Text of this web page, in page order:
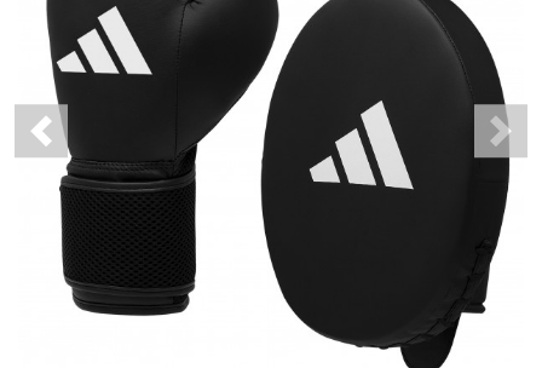
Previous Next